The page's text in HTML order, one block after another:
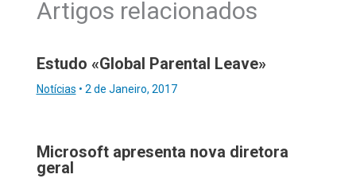
Artigos relacionados
Estudo «Global Parental Leave»
Notícias • 2 de Janeiro, 2017
Microsoft apresenta nova diretora
geral